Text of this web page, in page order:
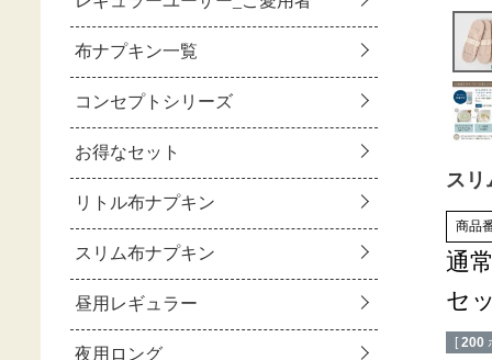
スリ
商品
通
セ
[ 200